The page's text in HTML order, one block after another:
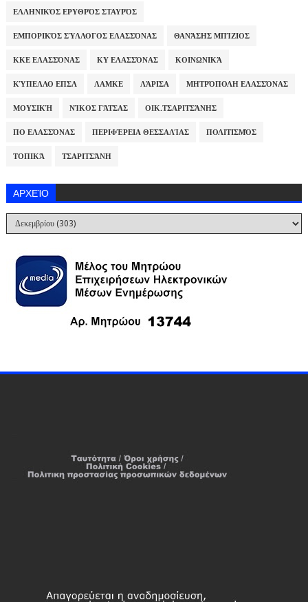
ΕΛΛΗΝΙΚΌΣ ΕΡΥΘΡΌΣ ΣΤΑΥΡΌΣ
ΕΜΠΟΡΙΚΌΣ ΣΎΛΛΟΓΟΣ ΕΛΑΣΣΌΝΑΣ ΘΑΝΆΣΗΣ ΜΠΊΖΙΟΣ
ΚΚΕ ΕΛΑΣΣΌΝΑΣ ΚΥ ΕΛΑΣΣΌΝΑΣ ΚΟΙΝΩΝΙΚΆ
ΚΎΠΕΛΛΟ ΕΠΣΛ ΛΑΜΚΕ ΛΆΡΙΣΑ ΜΗΤΡΌΠΟΛΗ ΕΛΑΣΣΌΝΑΣ
ΜΟΥΣΙΚΉ ΝΊΚΟΣ ΓΆΤΣΑΣ ΟΙΚ.ΤΣΑΡΙΤΣΆΝΗΣ
ΠΟ ΕΛΑΣΣΌΝΑΣ ΠΕΡΙΦΈΡΕΙΑ ΘΕΣΣΑΛΊΑΣ ΠΟΛΙΤΙΣΜΌΣ
ΤΟΠΙΚΆ ΤΣΑΡΙΤΣΆΝΗ
ΑΡΧΕΊΟ